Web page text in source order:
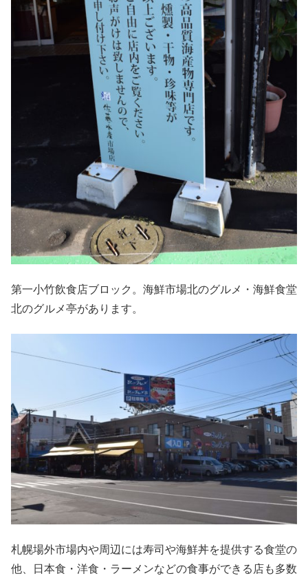
第一小竹飲食店ブロック。海鮮市場北のグルメ・海鮮食堂
北のグルメ亭があります。
札幌場外市場内や周辺には寿司や海鮮丼を提供する食堂の
他、日本食・洋食・ラーメンなどの食事ができる店も多数